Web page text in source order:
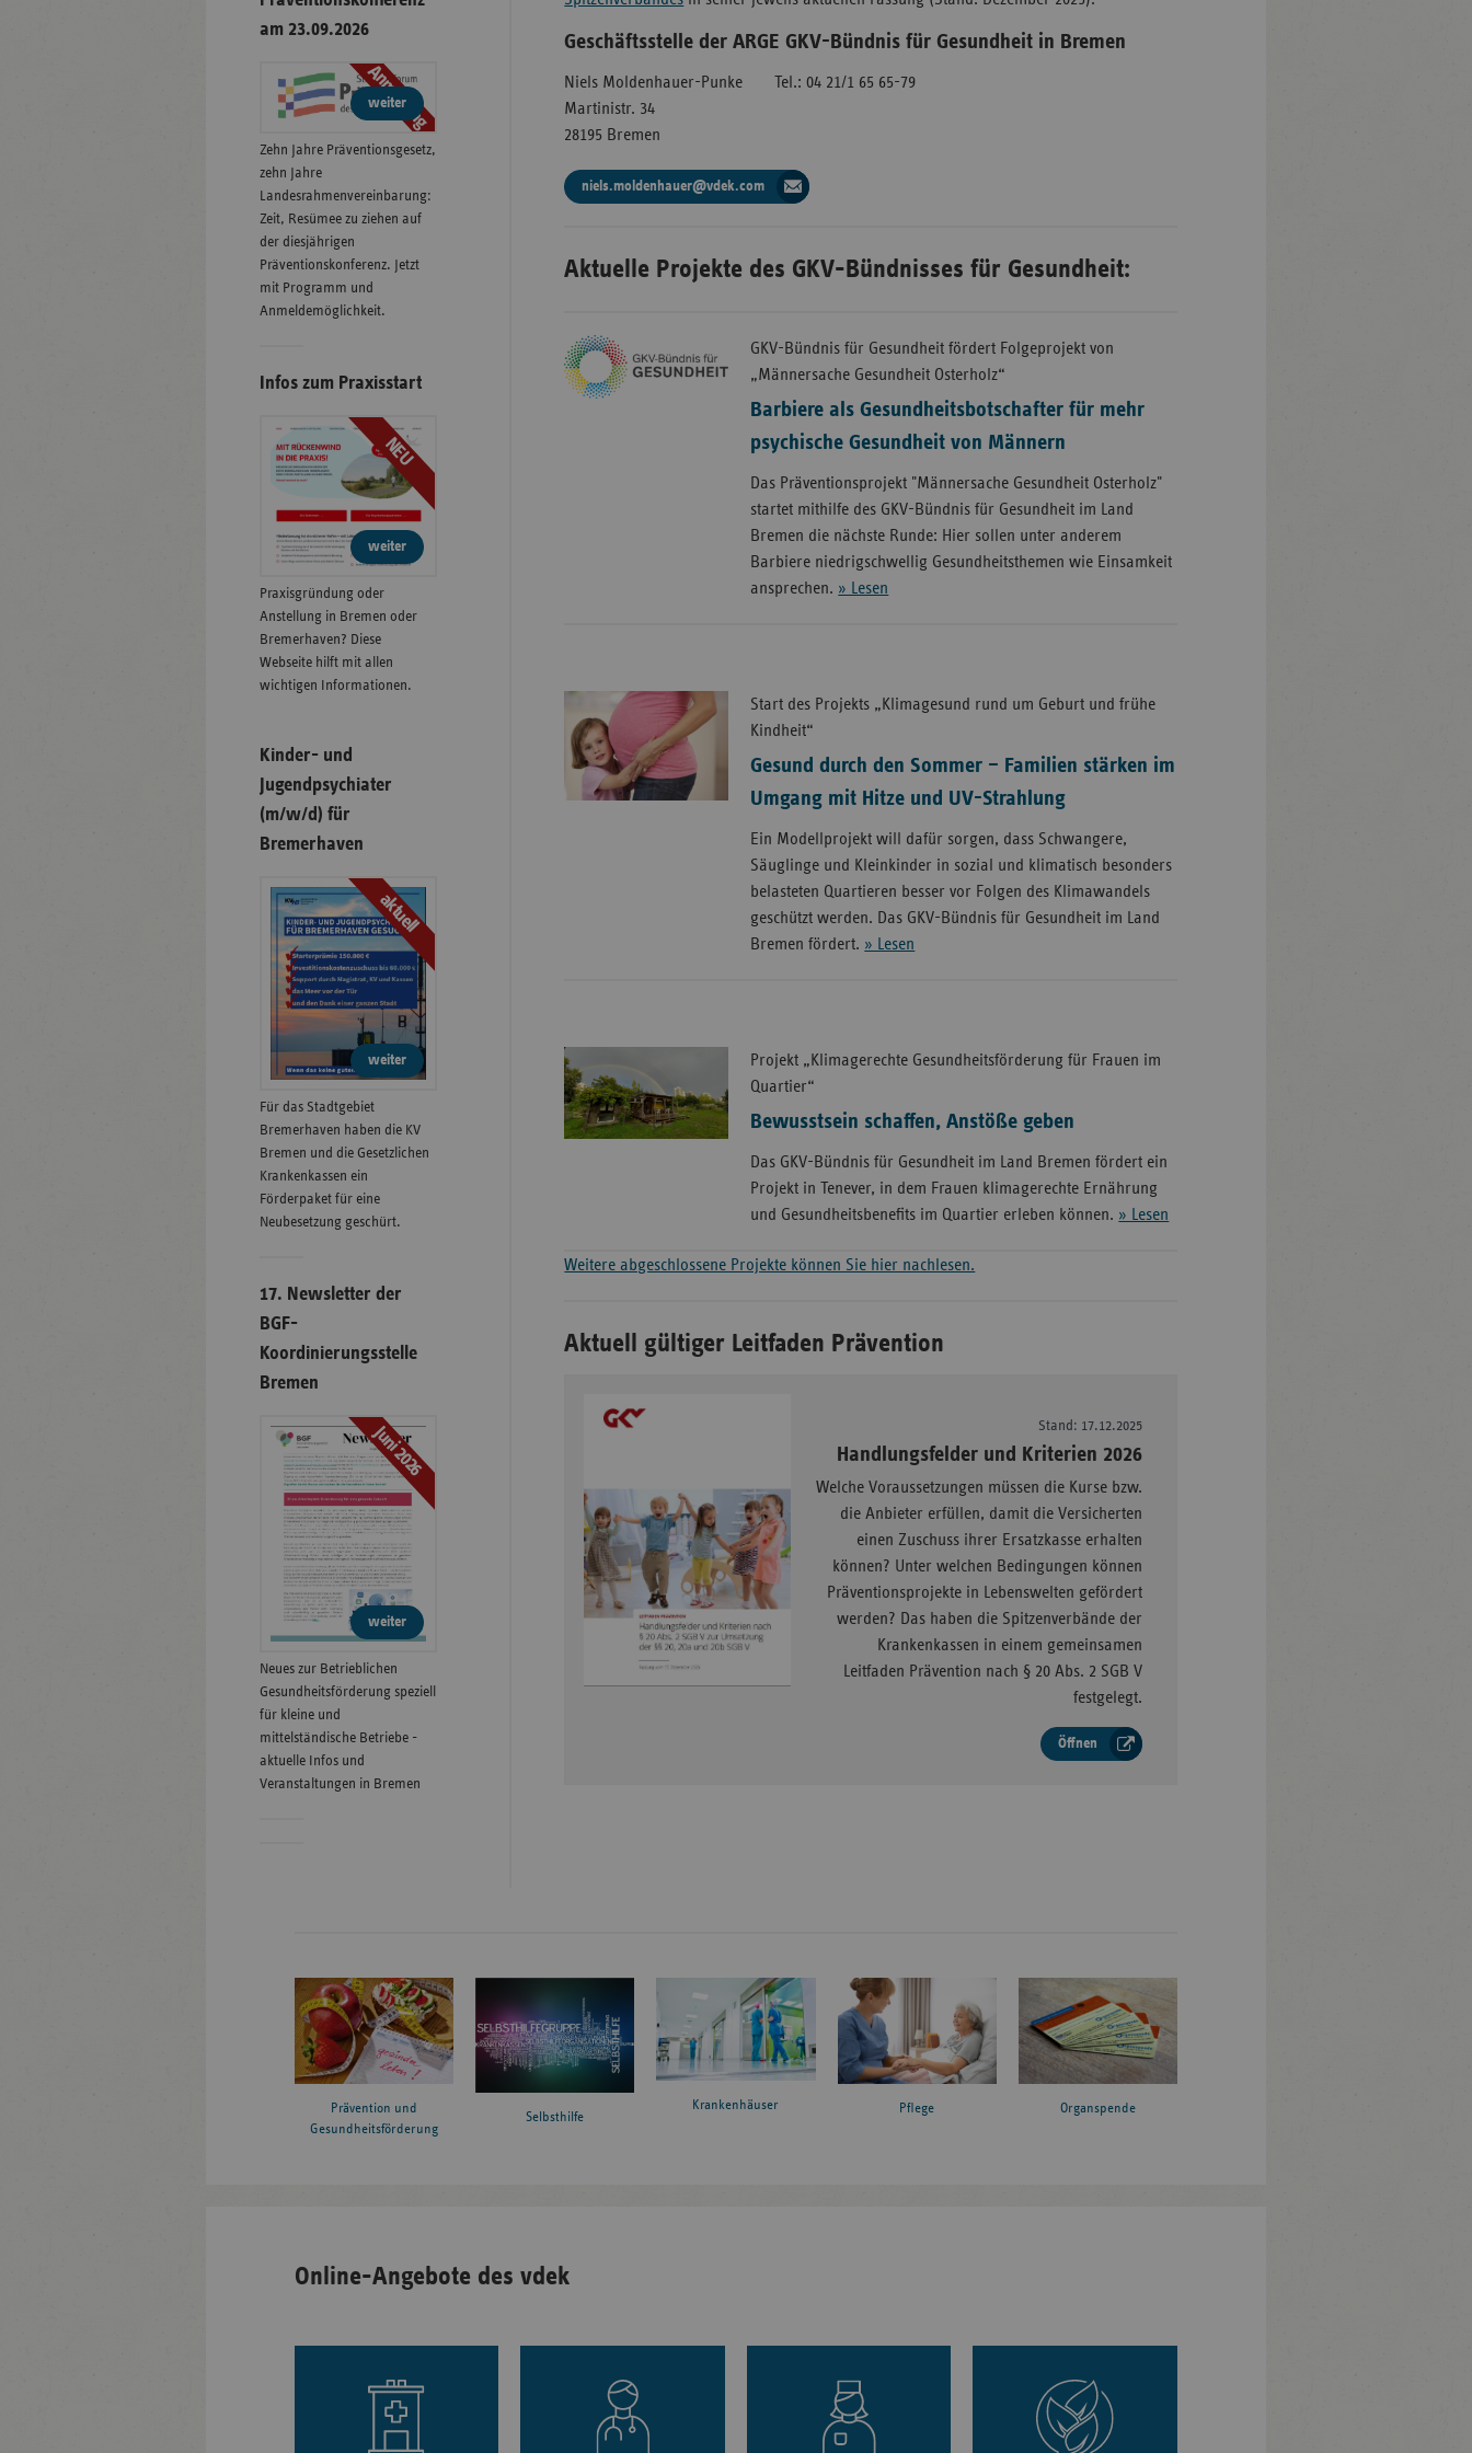
Geschäftsstelle der ARGE GKV-Bündnis für Gesundheit in Bremen
Niels Moldenhauer-Punke
Martinistr. 34
28195 Bremen
Tel.: 04 21/1 65 65-79
niels.moldenhauer@vdek.com
Aktuelle Projekte des GKV-Bündnisses für Gesundheit:
GKV-Bündnis für Gesundheit fördert Folgeprojekt von
„Männersache Gesundheit Osterholz“
Barbiere als Gesundheitsbotschafter für mehr
psychische Gesundheit von Männern
Das Präventionsprojekt "Männersache Gesundheit Osterholz"
startet mithilfe des GKV-Bündnis für Gesundheit im Land
Bremen die nächste Runde: Hier sollen unter anderem
Barbiere niedrigschwellig Gesundheitsthemen wie Einsamkeit
ansprechen. » Lesen
Start des Projekts „Klimagesund rund um Geburt und frühe
Kindheit“
Gesund durch den Sommer – Familien stärken im
Umgang mit Hitze und UV-Strahlung
Ein Modellprojekt will dafür sorgen, dass Schwangere,
Säuglinge und Kleinkinder in sozial und klimatisch besonders
belasteten Quartieren besser vor Folgen des Klimawandels
geschützt werden. Das GKV-Bündnis für Gesundheit im Land
Bremen fördert. » Lesen
Projekt „Klimagerechte Gesundheitsförderung für Frauen im
Quartier“
Bewusstsein schaffen, Anstöße geben
Das GKV-Bündnis für Gesundheit im Land Bremen fördert ein
Projekt in Tenever, in dem Frauen klimagerechte Ernährung
und Gesundheitsbenefits im Quartier erleben können. » Lesen
Weitere abgeschlossene Projekte können Sie hier nachlesen.
Aktuell gültiger Leitfaden Prävention
Stand: 17.12.2025
Handlungsfelder und Kriterien 2026
Welche Voraussetzungen müssen die Kurse bzw.
die Anbieter erfüllen, damit die Versicherten
einen Zuschuss ihrer Ersatzkasse erhalten
können? Unter welchen Bedingungen können
Präventionsprojekte in Lebenswelten gefördert
werden? Das haben die Spitzenverbände der
Krankenkassen in einem gemeinsamen
Leitfaden Prävention nach § 20 Abs. 2 SGB V
festgelegt.
Öffnen
am 23.09.2026
Anmeldung
weiter
Zehn Jahre Präventionsgesetz,
zehn Jahre
Landesrahmenvereinbarung:
Zeit, Resümee zu ziehen auf
der diesjährigen
Präventionskonferenz. Jetzt
mit Programm und
Anmeldemöglichkeit.
Infos zum Praxisstart
NEU
weiter
Praxisgründung oder
Anstellung in Bremen oder
Bremerhaven? Diese
Webseite hilft mit allen
wichtigen Informationen.
Kinder- und
Jugendpsychiater
(m/w/d) für
Bremerhaven
aktuell
weiter
Für das Stadtgebiet
Bremerhaven haben die KV
Bremen und die Gesetzlichen
Krankenkassen ein
Förderpaket für eine
Neubesetzung geschürt.
17. Newsletter der
BGF-
Koordinierungsstelle
Bremen
Juni 2026
weiter
Neues zur Betrieblichen
Gesundheitsförderung speziell
für kleine und
mittelständische Betriebe -
aktuelle Infos und
Veranstaltungen in Bremen
Prävention und
Gesundheitsförderung
Selbsthilfe
Krankenhäuser Pflege Organspende
Online-Angebote des vdek